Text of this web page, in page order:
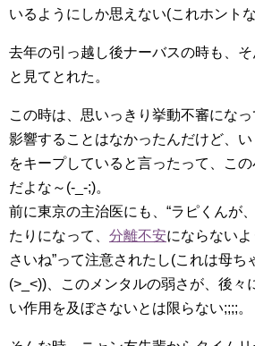
いるようにしか思えない(これホント
去年の引っ越し後ナーバスの時も、
と見てとれた。
この時は、思いっきり挙動不審にな
影響することはなかったんだけど、
をキープしていると言ったって、こ
だよな～(-_-;)。
前に東京の主治医にも、“ラピくんが
たりになって、 分離不安にならない
さいね”って注意されたし(これは母ち
(>_<))、このメンタルの弱さが、後々
い作用を及ぼさないとは限らない;;;;。